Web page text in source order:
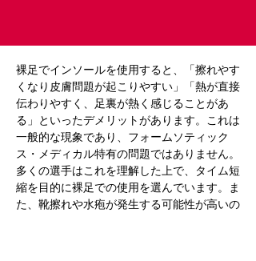
裸足でインソールを使用すると、「擦れやす
くなり皮膚問題が起こりやすい」「熱が直接
伝わりやすく、足裏が熱く感じることがあ
る」といったデメリットがあります。これは
一般的な現象であり、フォームソティック
ス・メディカル特有の問題ではありません。
多くの選手はこれを理解した上で、タイム短
縮を目的に裸足での使用を選んでいます。ま
た、靴擦れや水疱が発生する可能性が高いの